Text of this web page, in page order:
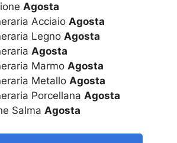
Agosta
Acciaio Agosta
Legno Agosta
Agosta
Marmo Agosta
Metallo Agosta
Porcellana Agosta
Salma Agosta